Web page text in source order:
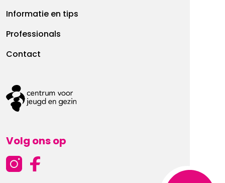
Informatie en tips
Professionals
Contact
Volg ons op